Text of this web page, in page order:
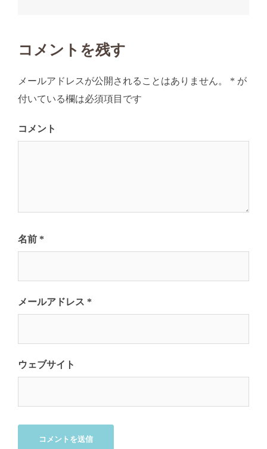
ゲ
シ
ョ
ン
コメントを残す
メールアドレスが公開されることはありません。 * が
付いている欄は必須項目です
コメント
名前 *
メールアドレス *
ウェブサイト